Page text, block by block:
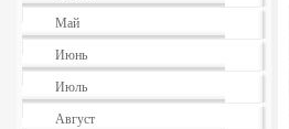
Май
Июнь
Июль
Август